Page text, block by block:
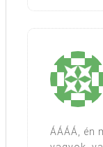
ÁÁÁÁ, én